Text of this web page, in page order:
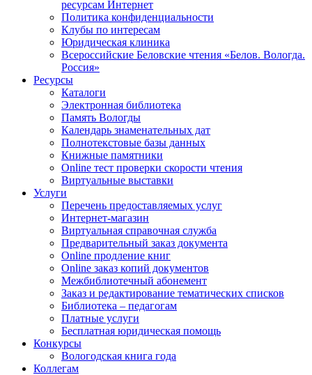
ресурсам Интернет
Политика конфиденциальности
Клубы по интересам
Юридическая клиника
Всероссийские Беловские чтения «Белов. Вологда.
Россия»
Ресурсы
Каталоги
Электронная библиотека
Память Вологды
Календарь знаменательных дат
Полнотекстовые базы данных
Книжные памятники
Online тест проверки скорости чтения
Виртуальные выставки
Услуги
Перечень предоставляемых услуг
Интернет-магазин
Виртуальная справочная служба
Предварительный заказ документа
Online продление книг
Online заказ копий документов
Межбиблиотечный абонемент
Заказ и редактирование тематических списков
Библиотека – педагогам
Платные услуги
Бесплатная юридическая помощь
Конкурсы
Вологодская книга года
Коллегам